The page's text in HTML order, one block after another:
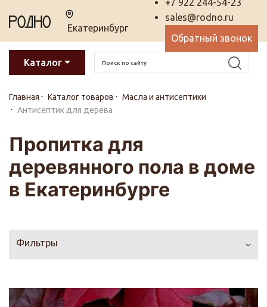
Екатеринбург
+7 922 244-54-23
sales@rodno.ru
Обратный звонок
Каталог
Главная Каталог товаров
Масла и антисептики
Антисептик для дерева
Пропитка для
деревянного пола в доме
в Екатеринбурге
Фильтры